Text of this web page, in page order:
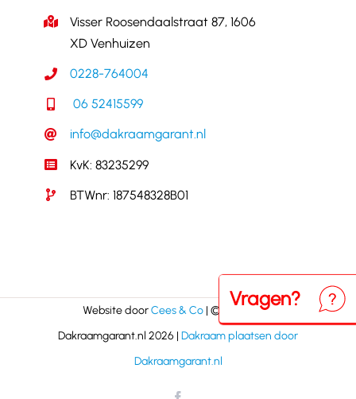
Visser Roosendaalstraat 87, 1606
XD Venhuizen
0228-764004
06 52415599
info@dakraamgarant.nl
KvK: 83235299
BTWnr: 187548328B01
Website doorCees & Co | © Copyright
Dakraamgarant.nl 2026 | Dakraam plaatsen door
Dakraamgarant.nl
Vragen?